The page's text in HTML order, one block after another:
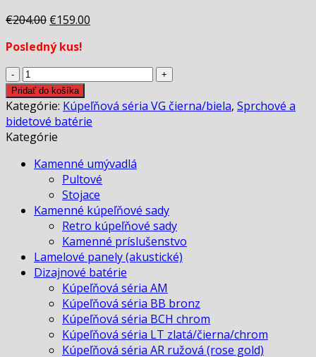
€204.00 Original
was:
€204.00.
€159.00
€159.00.
Posledný kus!
množstvo
Sprchová
batéria
VG
čierna
Pridať do košíka
Kategórie: Kúpeľňová séria VG čierna/biela, Sprchové a
bidetové batérie
Kategórie
Kamenné umývadlá
Pultové
Stojace
Kamenné kúpeľňové sady
Retro kúpeľňové sady
Kamenné príslušenstvo
Lamelové panely (akustické)
Dizajnové batérie
Kúpeľňová séria AM
Kúpeľňová séria BB bronz
Kúpeľňová séria BCH chrom
Kúpeľňová séria LT zlatá/čierna/chrom
Kúpeľňová séria AR ružová (rose gold)